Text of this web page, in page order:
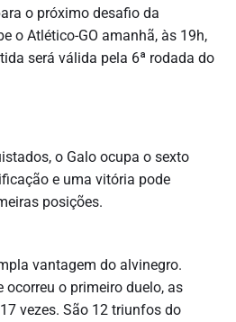
o próximo desafio da
o Atlético-GO amanhã, às 19h,
será válida pela 6ª rodada do
o Galo ocupa o sexto
e uma vitória pode
posições.
vantagem do alvinegro.
ocorreu o primeiro duelo, as
vezes. São 12 triunfos do